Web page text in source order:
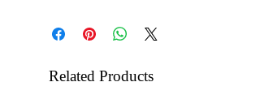
Related Products